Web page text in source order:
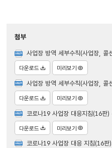
첨부
사업장 방역 세부수칙(사업장,
다운로드 미리보기
사업장 방역 세부수칙(사업장, 콜
다운로드 미리보기
코로나19 사업장 대응지침(16판
다운로드 미리보기
코로나19 사업장 대응 지침(16